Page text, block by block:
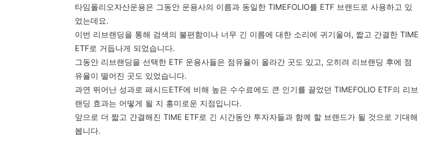
타임폴리오자산운용은 그동안 운용사의 이름과 동일한 TIMEFOLIO를 ETF 브랜드로 사용하고 있
었는데요.
이번 리브랜딩을 통해 검색의 불편함이나 너무 긴 이름에 대한 소리에 귀기울여, 짧고 간결한 TIME
ETF로 거듭나게 되었습니다.
그동안 리브랜딩을 선택한 ETF 운용사들은 점유율이 올라간 곳도 있고, 오히려 리브랜딩 후에 점
유율이 떨어진 곳도 있었습니다.
과연 뛰어난 성과로 패시드ETF에 비해 높은 수수료에도 큰 인기를 끌었던 TIMEFOLIO ETF의 리브
랜딩 효과는 어떻게 될 지 흥미로운 지점입니다.
앞으로 더 짧고 간결해진 TIME ETF로 긴 시간동안 투자자들과 함께 할 브랜드가 될 것으로 기대해
봅니다.